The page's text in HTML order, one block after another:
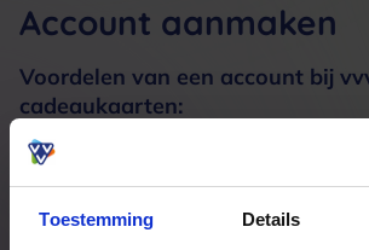
Toestemming Details
Account aanmaken
Voordelen van een account bij
cadeaukaarten:
Meerdere adressen
Een bestelling volgen